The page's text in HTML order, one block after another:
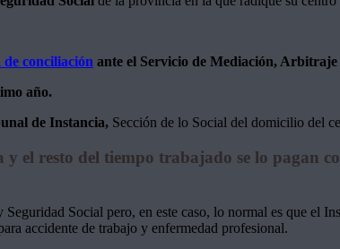
de conciliación ante el Servicio de Mediación,
año.
de Instancia, Sección de lo Social del domicilio del
el resto del tiempo trabajado se lo pagan
Social pero, en este caso, lo normal es que el
accidente de trabajo y enfermedad profesional.